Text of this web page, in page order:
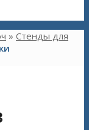
» Стенды для